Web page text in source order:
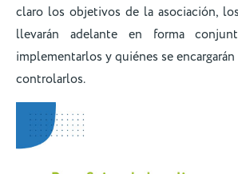
claro los objetivos de la asociación,
llevarán adelante en forma
implementarlos y quiénes se
controlarlos.